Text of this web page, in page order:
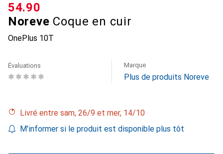
Noreve Coque en cuir
OnePlus 10T
CHF
54.90
Évaluations Marque
Plus de produits Noreve
Livré entre sam, 26/9 et mer, 14/10
M'informer si le produit est disponible plus tôt